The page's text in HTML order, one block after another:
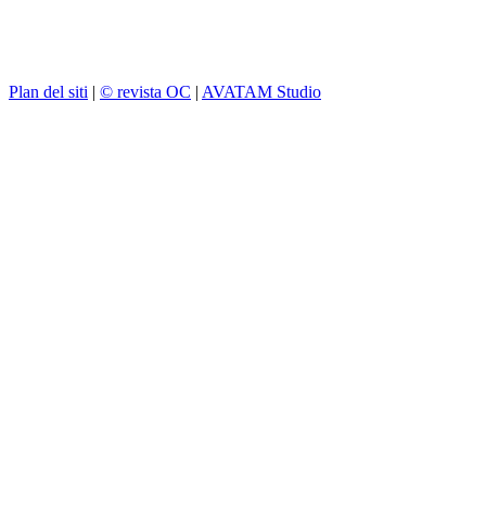
Plan del siti | © revista OC | AVATAM Studio